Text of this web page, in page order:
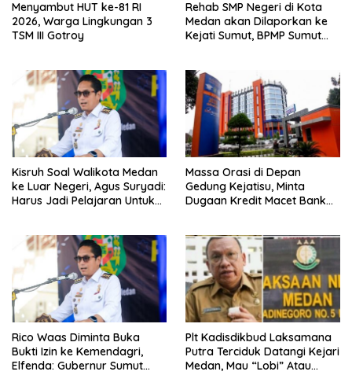
Menyambut HUT ke-81 RI
2026, Warga Lingkungan 3
TSM III Gotroy
Rehab SMP Negeri di Kota
Medan akan Dilaporkan ke
Kejati Sumut, BPMP Sumut
Kisruh Soal Walikota Medan
ke Luar Negeri, Agus Suryadi:
Harus Jadi Pelajaran Untuk
Masyarakat
Massa Orasi di Depan
Gedung Kejatisu, Minta
Dugaan Kredit Macet Bank
Rico Waas Diminta Buka
Bukti Izin ke Kemendagri,
Elfenda: Gubernur Sumut
Plt Kadisdikbud Laksamana
Putra Terciduk Datangi Kejari
Medan, Mau “Lobi” Atau